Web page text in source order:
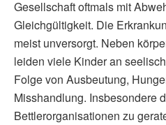
Gesellschaft oftmals mit
Gleichgültigkeit. Die
meist unversorgt. Neben
leiden viele Kinder an
Folge von Ausbeutung,
Misshandlung. Insbesondere
Bettlerorganisationen zu